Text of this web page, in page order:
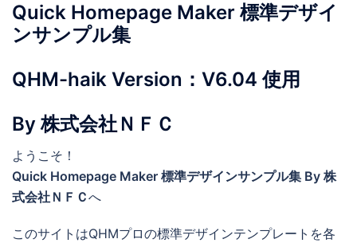
Quick Homepage Maker 標準デザイ
ンサンプル集
QHM-haik Version：V6.04 使用
By 株式会社ＮＦＣ
ようこそ！
Quick Homepage Maker 標準デザインサンプル集 By 株
式会社ＮＦＣへ
このサイトはQHMプロの標準デザインテンプレートを各